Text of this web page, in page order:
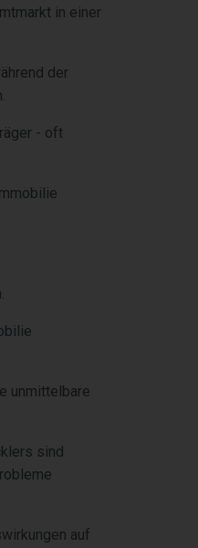
in einer
der
- oft
unmittelbare
sind
auf